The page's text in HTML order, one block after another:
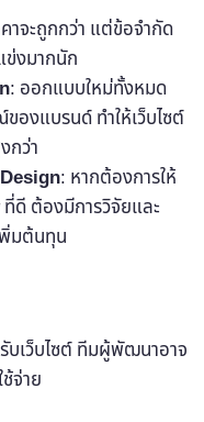
าจะถูกกว่า แต่ข้อจำกัด
งมากนัก
: ออกแบบใหม่ทั้งหมด
องแบรนด์ ทำให้เว็บไซต์
กว่า
: หากต้องการให้
ที่ดี ต้องมีการวิจัยและ
มต้นทุน
บเว็บไซต์ ทีมผู้พัฒนาอาจ
จ่าย